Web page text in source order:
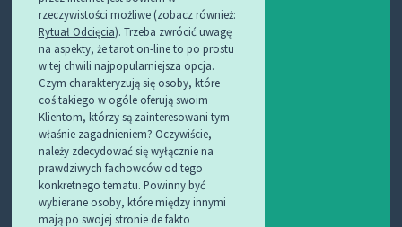
rzeczywistości możliwe (zobacz również:
Rytuał Odcięcia). Trzeba zwrócić uwagę
na aspekty, że tarot on-line to po prostu
w tej chwili najpopularniejsza opcja.
Czym charakteryzują się osoby, które
coś takiego w ogóle oferują swoim
Klientom, którzy są zainteresowani tym
właśnie zagadnieniem? Oczywiście,
należy zdecydować się wyłącznie na
prawdziwych fachowców od tego
konkretnego tematu. Powinny być
wybierane osoby, które między innymi
mają po swojej stronie de fakto